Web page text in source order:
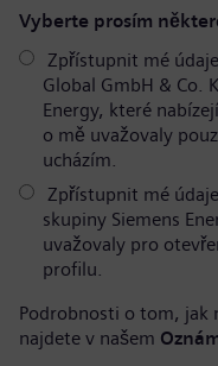
Vyberte prosím
Zpřístupnit mé
Global GmbH & Co.
Energy, které
o mě uvažovaly
ucházím.
Zpřístupnit mé
skupiny Siemens
uvažovaly pro
profilu.
Podrobnosti o tom, jak
najdete v našem